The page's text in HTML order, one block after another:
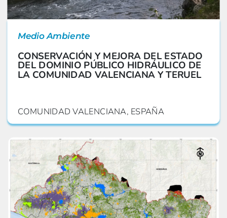
Medio Ambiente
CONSERVACIÓN Y MEJORA DEL ESTADO
DEL DOMINIO PÚBLICO HIDRÁULICO DE
LA COMUNIDAD VALENCIANA Y TERUEL
COMUNIDAD VALENCIANA, ESPAÑA